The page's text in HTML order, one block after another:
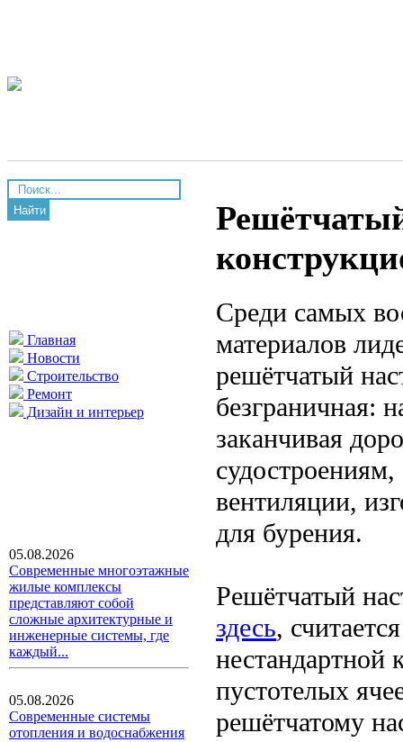
Найти
Главная
Новости
Строительство
Ремонт
Дизайн и интерьер
05.08.2026
Современные многоэтажные
жилые комплексы
представляют собой
сложные архитектурные и
инженерные системы, где
каждый...
05.08.2026
Современные системы
отопления и водоснабжения
Среди самых
материалов
решётчатый
безграничная:
заканчивая
вентиляции,
для бурения.
Решётчатый
здесь,
нестандартной
пустотелых
решётчатому